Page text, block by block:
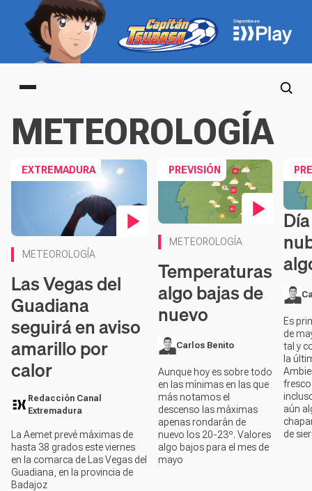
Main menu
METEOROLOGÍA
EXTREMADURA
METEOROLOGÍA
Las Vegas del
Guadiana
seguirá en aviso
amarillo por
calor
Redacción Canal
Extremadura
La Aemet prevé máximas de
hasta 38 grados este viernes
en la comarca de Las Vegas del
Guadiana, en la provincia de
Badajoz
PREVISIÓN
METEOROLOGÍA
Temperaturas
algo bajas de
nuevo
Carlos Benito
Aunque hoy es sobre todo
en las mínimas en las que
más notamos el
descenso las máximas
apenas rondarán de
nuevo los 20-23º. Valores
algo bajos para el mes de
mayo
Es
de
tal y
la
fresco
aún
de